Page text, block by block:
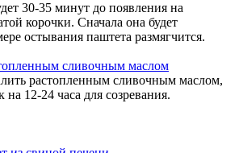
30-35 минут до появления на
корочки. Сначала она будет
остывания паштета размягчится.
растопленным сливочным маслом,
на 12-24 часа для созревания.